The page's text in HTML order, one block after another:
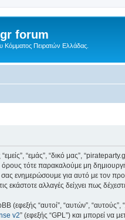
forum
Κόμματος Πειρατών Ελλάδας.
“εμάς”, “δικό μας”,
τότε παρακαλούμε μη
σας ενημερώσουμε για αυτό με τον
εκάστοτε αλλαγές δείχνει πως
(εφεξής “αυτοί”, “αυτών”,
v2” (εφεξής “GPL”) και μπορεί να